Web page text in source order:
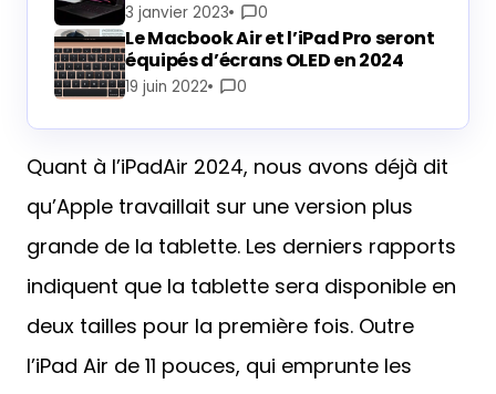
3 janvier 2023 0
Le Macbook Air et l’iPad Pro seront
équipés d’écrans OLED en 2024
19 juin 2022 0
Quant à l’iPadAir 2024, nous avons déjà dit
qu’Apple travaillait sur une version plus
grande de la tablette. Les derniers rapports
indiquent que la tablette sera disponible en
deux tailles pour la première fois. Outre
l’iPad Air de 11 pouces, qui emprunte les